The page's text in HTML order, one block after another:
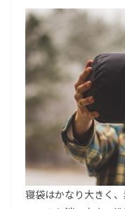
寝袋はかなり大きく